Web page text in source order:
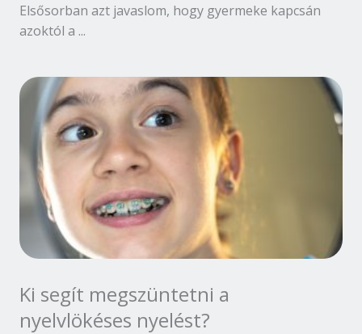
Elsősorban azt javaslom, hogy gyermeke kapcsán
azoktól a ...
Ki segít megszüntetni a
nyelvlökéses nyelést?